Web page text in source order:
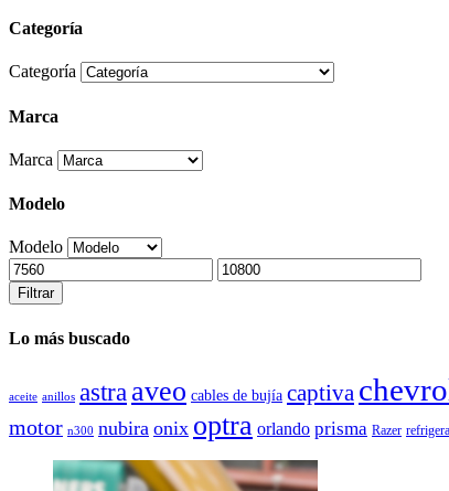
Categoría
Categoría
Marca
Marca
Modelo
Modelo
Filtrar
Lo más buscado
aceite anillos astra aveo cables de bujía captiva
motor n300 nubira onix optra orlando prisma Razer